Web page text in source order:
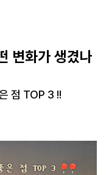
변화가 생겼나
점 TOP 3 !!